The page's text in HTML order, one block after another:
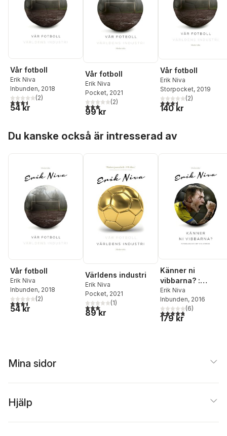
Vår fotboll
Erik Niva
Inbunden, 2018
3,5utav 5 stjärnor. Totalt antal röster:
(2)
54 kr
Vår fotboll
Erik Niva
Pocket, 2021
3,0utav 5 stjärnor. Totalt antal röster:
(2)
99 kr
Vår fotboll
Erik Niva
Storpocket, 2019
3,5utav 5 stjärnor.
(2)
140 kr
Du kanske också är intresserad av
Vår fotboll
Erik Niva
Inbunden, 2018
3,5utav 5 stjärnor. Totalt antal röster:
(2)
54 kr
Världens industri
Erik Niva
Pocket, 2021
3,0utav 5 stjärnor. Totalt antal röster:
(1)
89 kr
Känner ni
vibbarna? :
fotbollen och det
nya Sverige
Erik Niva
Inbunden, 2016
4,8utav 5 stjärnor.
(6)
179 kr
Mina sidor
Hjälp